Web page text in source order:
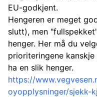
EU-godkjent.
Hengeren er meget
slutt), men
henger. Her må du
prioriteringene
ha en slik henger.
https://
oyopplysninger/sjekk-